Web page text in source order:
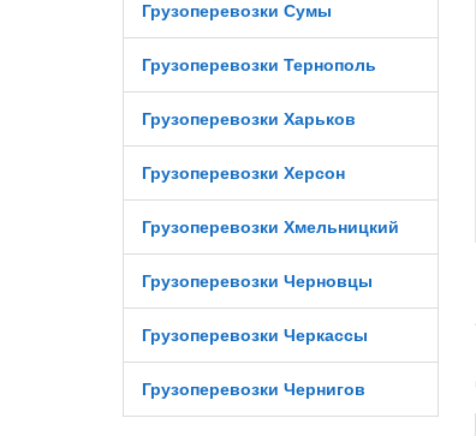
Грузоперевозки Сумы
Грузоперевозки Тернополь
Грузоперевозки Харьков
Грузоперевозки Херсон
Грузоперевозки Хмельницкий
Грузоперевозки Черновцы
Грузоперевозки Черкассы
Грузоперевозки Чернигов